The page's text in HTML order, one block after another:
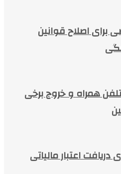
اصلاح قوانین
همراه و خروج برخی
اعتبار مالیاتی